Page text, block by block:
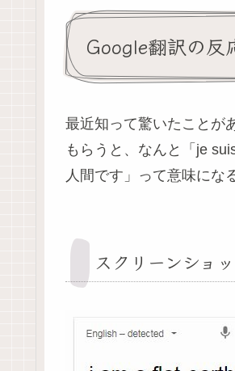
Google翻訳の反
最近知って驚いたことが
もらうと、なんと「je
人間です」って意味にな
スクリーンショ